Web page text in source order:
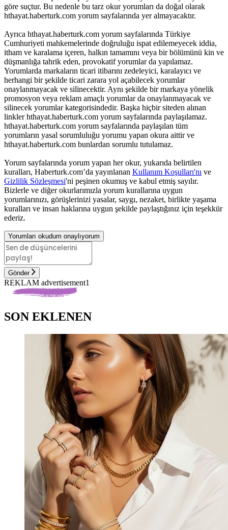
göre suçtur. Bu nedenle bu tarz okur yorumları da doğal olarak
hthayat.haberturk.com yorum sayfalarında yer almayacaktır.
Ayrıca hthayat.haberturk.com yorum sayfalarında Türkiye
Cumhuriyeti mahkemelerinde doğruluğu ispat edilemeyecek iddia,
itham ve karalama içeren, halkın tamamını veya bir bölümünü kin ve
düşmanlığa tahrik eden, provokatif yorumlar da yapılamaz.
Yorumlarda markaların ticari itibarını zedeleyici, karalayıcı ve
herhangi bir şekilde ticari zarara yol açabilecek yorumlar
onaylanmayacak ve silinecektir. Aynı şekilde bir markaya yönelik
promosyon veya reklam amaçlı yorumlar da onaylanmayacak ve
silinecek yorumlar kategorisindedir. Başka hiçbir siteden alınan
linkler hthayat.haberturk.com yorum sayfalarında paylaşılamaz.
hthayat.haberturk.com yorum sayfalarında paylaşılan tüm
yorumların yasal sorumluluğu yorumu yapan okura aittir ve
hthayat.haberturk.com bunlardan sorumlu tutulamaz.
Yorum sayfalarında yorum yapan her okur, yukarıda belirtilen
kuralları, Haberturk.com’da yayınlanan Kullanım Koşulları'nı ve
Gizlilik Sözleşmesi'ni peşinen okumuş ve kabul etmiş sayılır.
Bizlerle ve diğer okurlarımızla yorum kurallarına uygun
yorumlarınızı, görüşlerinizi yasalar, saygı, nezaket, birlikte yaşama
kuralları ve insan haklarına uygun şekilde paylaştığınız için teşekkür
ederiz.
Yorumları okudum onaylıyorum
Gönder
REKLAM advertisement1
SON EKLENEN